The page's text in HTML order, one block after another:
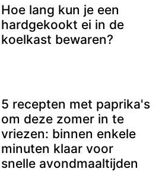
Hoe lang kun je een
hardgekookt ei in de
koelkast bewaren?
5 recepten met paprika's
om deze zomer in te
vriezen: binnen enkele
minuten klaar voor
snelle avondmaaltijden